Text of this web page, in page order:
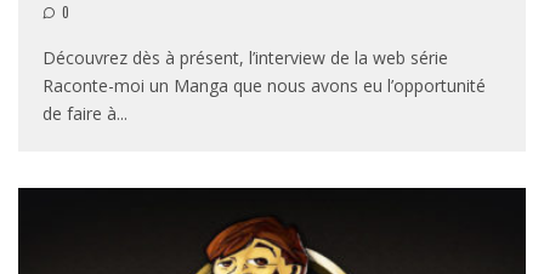
0
Découvrez dès à présent, l’interview de la web série
Raconte-moi un Manga que nous avons eu l’opportunité
de faire à...